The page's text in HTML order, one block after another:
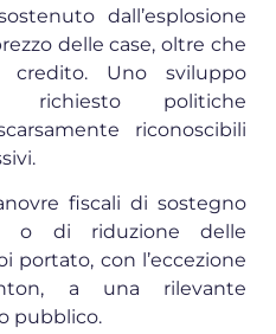
dall’esplosione
delle case, oltre che
credito. Uno sviluppo
richiesto politiche
riconoscibili
fiscali di sostegno
o di riduzione delle
portato, con l’eccezione
a una rilevante
pubblico.